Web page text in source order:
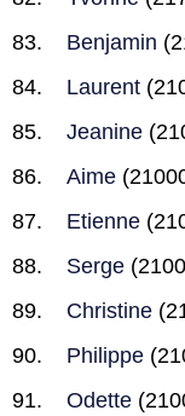
Benjamin
Laurent
Jeanine
Aime
Etienne
Serge
Christine
Philippe
Odette